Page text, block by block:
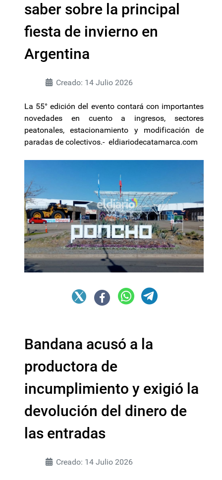
saber sobre la principal
fiesta de invierno en
Argentina
Creado: 14 Julio 2026
La 55° edición del evento contará con importantes
novedades en cuento a ingresos, sectores
peatonales, estacionamiento y modificación de
paradas de colectivos.- eldiariodecatamarca.com
Bandana acusó a la
productora de
incumplimiento y exigió la
devolución del dinero de
las entradas
Creado: 14 Julio 2026